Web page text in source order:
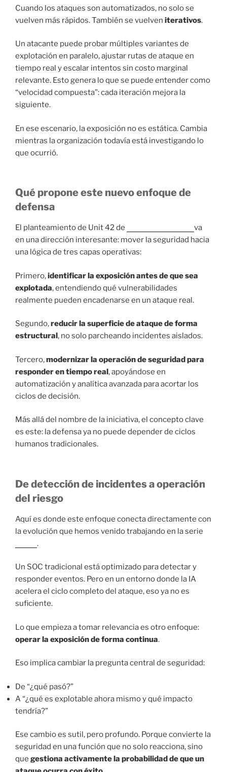
Cuando los ataques son automatizados, no solo se
vuelven más rápidos. También se vuelven iterativos.
Un atacante puede probar múltiples variantes de
explotación en paralelo, ajustar rutas de ataque en
tiempo real y escalar intentos sin costo marginal
relevante. Esto genera lo que se puede entender como
“velocidad compuesta”: cada iteración mejora la
siguiente.
En ese escenario, la exposición no es estática. Cambia
mientras la organización todavía está investigando lo
que ocurrió.
Qué propone este nuevo enfoque de
defensa
El planteamiento de Unit 42 de
va
en una dirección interesante: mover la seguridad hacia
una lógica de tres capas operativas:
Primero,identificar la exposición antes de que sea
explotada, entendiendo qué vulnerabilidades
realmente pueden encadenarse en un ataque real.
Segundo,reducir la superficie de ataque de forma
estructural , no solo parcheando incidentes aislados.
Tercero,modernizar la operación de seguridad para
responder en tiempo real, apoyándose en
automatización y analítica avanzada para acortar los
ciclos de decisión.
Más allá del nombre de la iniciativa, el concepto clave
es este: la defensa ya no puede depender de ciclos
humanos tradicionales.
De detección de incidentes a operación
del riesgo
Aquí es donde este enfoque conecta directamente con
la evolución que hemos venido trabajando en la serie
.
Un SOC tradicional está optimizado para detectar y
responder eventos. Pero en un entorno donde la IA
acelera el ciclo completo del ataque, eso ya no es
suficiente.
Lo que empieza a tomar relevancia es otro enfoque:
operar la exposición de forma continua.
Eso implica cambiar la pregunta central de seguridad:
De “¿qué pasó?”
A “¿qué es explotable ahora mismo y qué impacto
tendría?”
Ese cambio es sutil, pero profundo. Porque convierte la
seguridad en una función que no solo reacciona, sino
que gestiona activamente la probabilidad de que un